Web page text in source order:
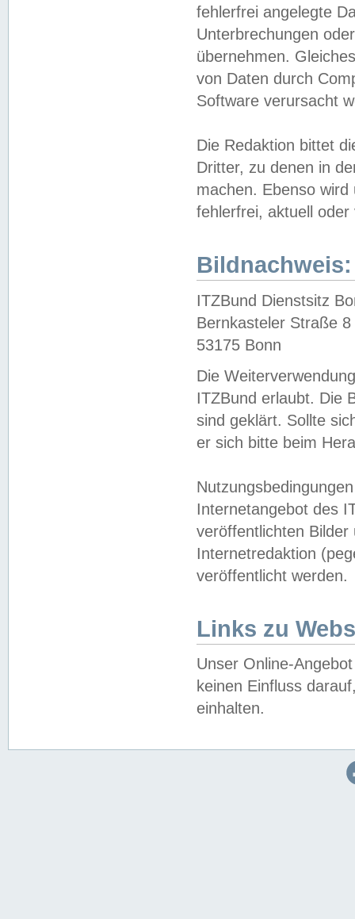
fehlerfrei angelegte
Unterbrechungen
übernehmen.
von Daten durch
Software verursacht
Die Redaktion bittet
Dritter, zu denen in
machen. Ebenso
fehlerfrei, aktuell oder
Bildnachweis:
ITZBund Dienstsitz
Bernkasteler Straße 8
53175 Bonn
Die
ITZBund erlaubt. Die
sind geklärt. Sollte
er sich bitte beim
Internetangebot des
veröffentlichten
Internetredaktion
veröffentlicht werden.
Links zu
Unser Online-
keinen Einfluss
einhalten.